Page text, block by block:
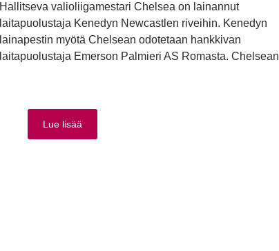
Hallitseva valioliigamestari Chelsea on lainannut
laitapuolustaja Kenedyn Newcastlen riveihin. Kenedyn
lainapestin myötä Chelsean odotetaan hankkivan
laitapuolustaja Emerson Palmieri AS Romasta. Chelsean
Lue lisää